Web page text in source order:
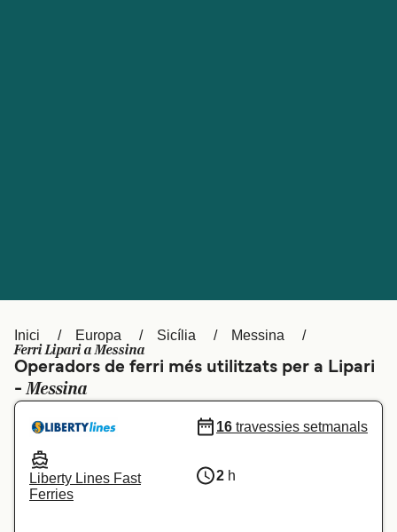
Ελλάδα Belgique (FR)
Polska Deutschland
Schweiz (DE) Norge
Inici Europa Sicília Messina
Ferri Lipari a Messina
Operadors de ferri més utilitzats per a Lipari
-Messina
Liberty Lines Fast
Ferries
16 travessies setmanals
2 h